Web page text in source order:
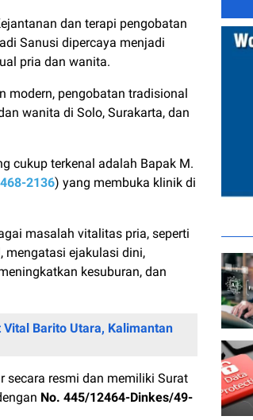
dan terapi pengobatan
Sanusi dipercaya menjadi
pria dan wanita.
modern, pengobatan tradisional
wanita di Solo, Surakarta, dan
cukup terkenal adalah Bapak M.
2136) yang membuka klinik di
masalah vitalitas pria, seperti
mengatasi ejakulasi dini,
kesuburan, dan
Barito Utara, Kalimantan
secara resmi dan memiliki Surat
No. 445/12464-Dinkes/49-